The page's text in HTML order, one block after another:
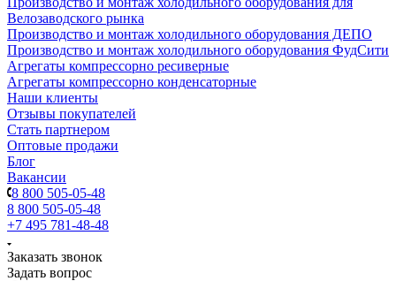
Велозаводского рынка
Производство и монтаж холодильного оборудования ДЕПО
Производство и монтаж холодильного оборудования ФудСити
Агрегаты компрессорно ресиверные
Агрегаты компрессорно конденсаторные
Наши клиенты
Отзывы покупателей
Стать партнером
Оптовые продажи
Блог
Вакансии
8 800 505-05-48
8 800 505-05-48
+7 495 781-48-48
Заказать звонок
Задать вопрос